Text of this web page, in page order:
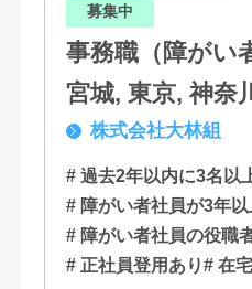
募集中
事務職（障がい者採
宮城, 東京, 神奈
知, 大阪, 京都, 兵
福岡
株式会社大林組
# 過去2年以内に3名以
# 障がい者社員が3年
# 障がい者社員の役職
# 正社員登用あり# 在